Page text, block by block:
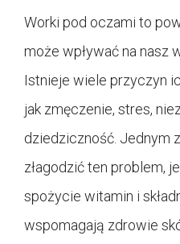
Worki pod oczami to
może wpływać na nasz
Istnieje wiele przyczyn
jak zmęczenie, stres,
dziedziczność. Jednym
złagodzić ten problem,
spożycie witamin i
wspomagają zdrowie